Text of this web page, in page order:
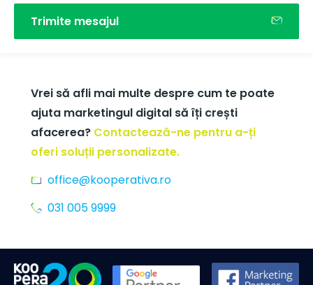
Trimite mesajul
Vrei să afli mai multe despre cum te poate
ajuta marketingul digital să îți crești
afacerea? Contactează-ne pentru a-ți
oferi soluții personalizate.
office@kooperativa.ro
031 005 9999